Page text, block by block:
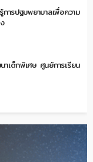
ารปฐมพยาบาลเพื่อความ
เด็กพิเศษ ศูนย์การเรียน